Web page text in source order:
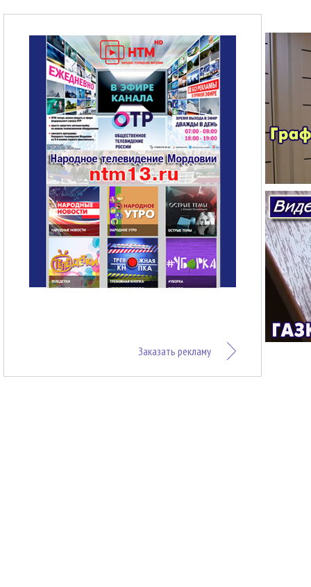
Заказать рекламу